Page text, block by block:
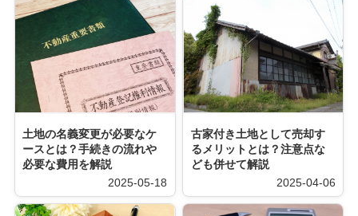
土地の名義変更が必要なケ
ースとは？手続きの流れや
必要な費用を解説
2025-05-18
古家付き土地として売却す
るメリットとは？注意点な
ども併せて解説
2025-04-06